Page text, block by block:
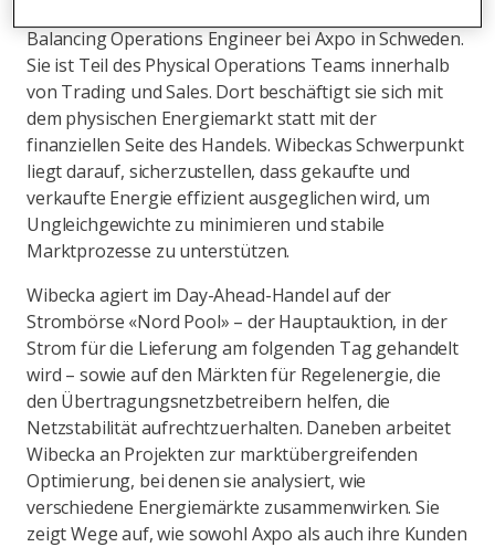
Balancing Operations Engineer bei Axpo in Schweden.
Sie ist Teil des Physical Operations Teams innerhalb
von Trading und Sales. Dort beschäftigt sie sich mit
dem physischen Energiemarkt statt mit der
finanziellen Seite des Handels. Wibeckas Schwerpunkt
liegt darauf, sicherzustellen, dass gekaufte und
verkaufte Energie effizient ausgeglichen wird, um
Ungleichgewichte zu minimieren und stabile
Marktprozesse zu unterstützen.
Wibecka agiert im Day-Ahead-Handel auf der
Strombörse «Nord Pool» – der Hauptauktion, in der
Strom für die Lieferung am folgenden Tag gehandelt
wird – sowie auf den Märkten für Regelenergie, die
den Übertragungsnetzbetreibern helfen, die
Netzstabilität aufrechtzuerhalten. Daneben arbeitet
Wibecka an Projekten zur marktübergreifenden
Optimierung, bei denen sie analysiert, wie
verschiedene Energiemärkte zusammenwirken. Sie
zeigt Wege auf, wie sowohl Axpo als auch ihre Kunden